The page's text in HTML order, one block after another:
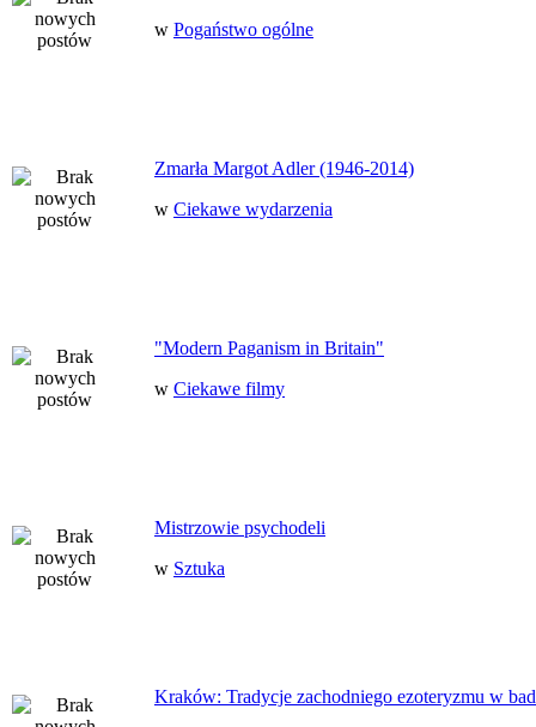
w Pogaństwo ogólne
Zmarła Margot Adler (1946-2014)
w Ciekawe wydarzenia
"Modern Paganism in Britain"
w Ciekawe filmy
Mistrzowie psychodeli
w Sztuka
Kraków: Tradycje zachodniego ezoteryzmu w